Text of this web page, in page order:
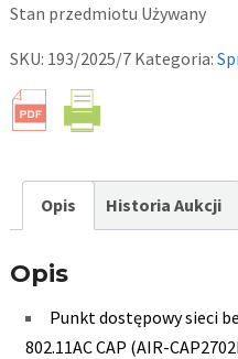
Stan przedmiotu Używany
SKU: 193/2025/7 Kategoria:
Opis Historia Aukcji
Opis
Punkt dostępowy sieci
802.11AC CAP (AIR-